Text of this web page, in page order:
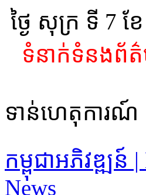
ថ្ងៃ សុក្រ ទី 7​ ខ
ទំនាក់ទំនងព័ត៌
ទាន់ហេតុការណ៍
កម្ពុជាអភិវឌ្ឍន៍
News